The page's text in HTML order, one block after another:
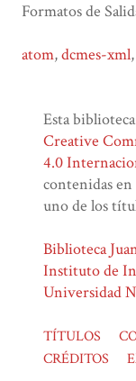
Formatos de
atom,dcmes-xml,
Esta
Creative
4.0
contenidas en
uno de los
Biblioteca
Instituto de
Universidad
TÍTULOS
CRÉDITOS